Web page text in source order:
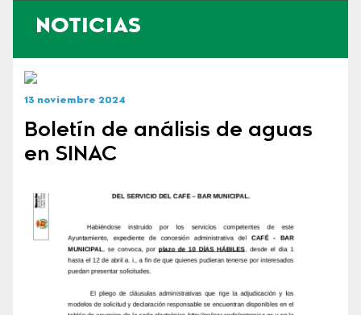
NOTICIAS
13 noviembre 2024
Boletín de análisis de aguas
en SINAC